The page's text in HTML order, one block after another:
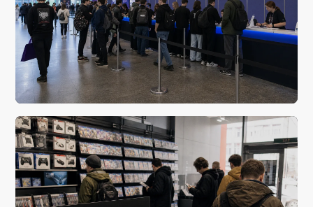
вчера, 14:46
Старт регистрации участников на игровую выставку
G-STAR 2026